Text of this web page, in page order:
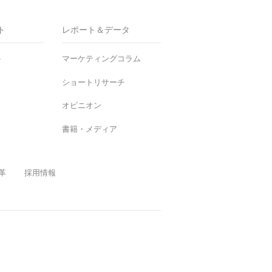
レポート＆データ
マーケティングコラム
ショートリサーチ
オピニオン
書籍・メディア
採用情報